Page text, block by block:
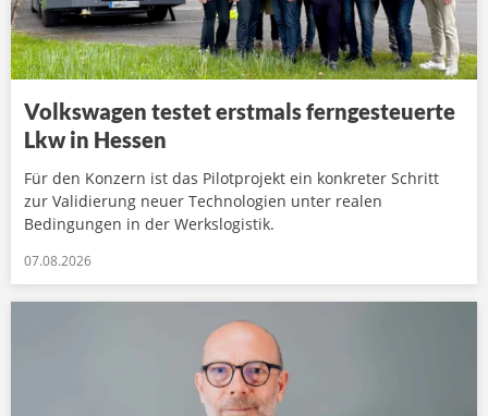
Volkswagen testet erstmals ferngesteuerte
Lkw in Hessen
Für den Konzern ist das Pilotprojekt ein konkreter Schritt
zur Validierung neuer Technologien unter realen
Bedingungen in der Werkslogistik.
07.08.2026